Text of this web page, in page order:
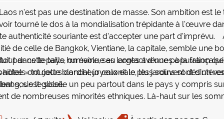
n’est pas une destination de masse. Son ambition est
tourné le dos à la mondialisation trépidante à l’œuvre
authenticité souriante est d’accepter une part d’imprévu.
de celle de Bangkok, Vientiane, la capitale, semble une
par cette taille humaine, ses larges avenues à la
hôtels ont cette blancheur coloniale, les jardins sont d’un
sous le soleil.
dans le pays, on évolue au contact d’une population
» toujours cordial, joyeux et le plus souvent
s’est glissée un peu partout dans le pays y compris
de nombreuses minorités ethniques. Là-haut sur les